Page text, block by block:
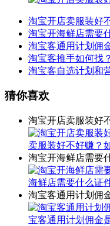
淘宝开店卖服装好
淘宝开海鲜店需要
淘宝客通用计划佣
淘宝客推手如何找
淘宝客自选计划和
猜你喜欢
淘宝开店卖服装好
卖服装好不好赚？
淘宝开海鲜店需要
海鲜店需要什么证
淘宝客通用计划佣
宝客通用计划佣金